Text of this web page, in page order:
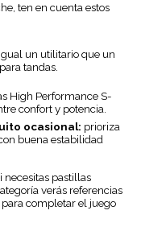
ten en cuenta estos
un utilitario que un
tandas.
High Performance S-
confort y potencia.
ocasional: prioriza
buena estabilidad
necesitas pastillas
verás referencias
completar el juego